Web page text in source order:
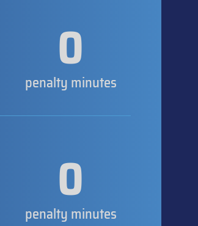
0
penalty minutes
0
penalty minutes